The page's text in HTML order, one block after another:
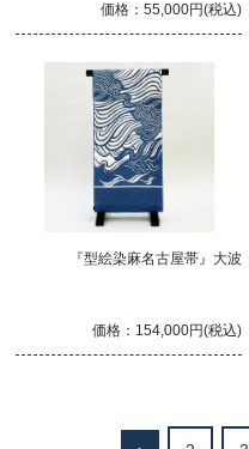
価格：55,000円(税込)
『型絵染麻名古屋帯』大波
価格：154,000円(税込)